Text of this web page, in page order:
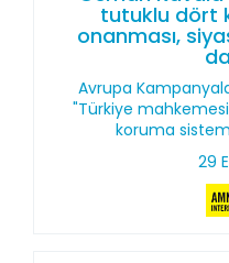
tutuklu dört
onanması,
Avrupa
"Türkiye mahkemesi
koruma
29